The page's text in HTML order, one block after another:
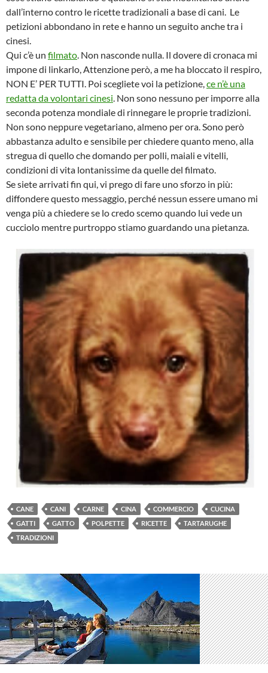
dall’interno contro le ricette tradizionali a base di cani. Le
petizioni abbondano in rete e hanno un seguito anche tra i
cinesi.
Qui c’è un filmato . Non nasconde nulla. Il dovere di cronaca mi
impone di linkarlo, Attenzione però, a me ha bloccato il respiro,
NON E’ PER TUTTI. Poi scegliete voi la petizione, ce n’è una
redatta da volontari cinesi . Non sono nessuno per imporre alla
seconda potenza mondiale di rinnegare le proprie tradizioni.
Non sono neppure vegetariano, almeno per ora. Sono però
abbastanza adulto e sensibile per chiedere quanto meno, alla
stregua di quello che domando per polli, maiali e vitelli,
condizioni di vita lontanissime da quelle del filmato.
Se siete arrivati fin qui, vi prego di fare uno sforzo in più:
diffondere questo messaggio, perché nessun essere umano mi
venga più a chiedere se lo credo scemo quando lui vede un
cucciolo mentre purtroppo stiamo guardando una pietanza.
CANE CANI CARNE CINA COMMERCIO
CUCINA
GATTI
GATTO POLPETTE RICETTE
TARTARUGHE
TRADIZIONI